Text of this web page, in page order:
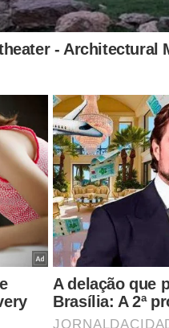
que
esquerda. Eleição,
Está tudo documentado.
até quando estará a
products/o-fantasma-